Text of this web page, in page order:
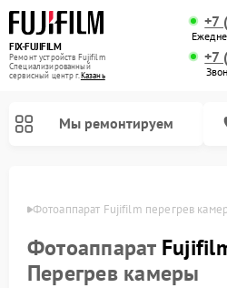
FIX-FUJIFILM
Ремонт устройств Fujifilm
Специализированный
cервисный центр г.Казань
+7
+7
Мы ремонтируем
Фотоаппарат Fujifilm перегрев
Фотоаппарат
Перегрев камеры